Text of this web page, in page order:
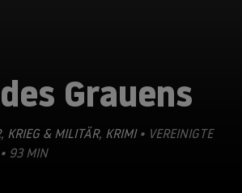
Grauens
, KRIEG & MILITÄR, KRIMI• VEREINIGTE
93 MIN